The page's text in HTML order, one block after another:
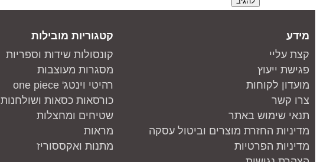
מידע
קצת עליי
פגישת ייעוץ
מועדון לקוחות
צרו קשר
תנאי שימוש באתר
מדיניות החזרת מוצרים וביטול עסקה
מדיניות הפרטיות
קטגוריות מובילות
קונסולות שידות וספריות
מסגרות מעוצבות
רהיטי וינטג' one piece
כורסאות כסאות ושולחנות
שטיחים ומחצלות
מראות
מתנות ואקססוריז